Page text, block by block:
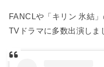
FANCLや「キリン 氷結
TVドラマに多数出演しま